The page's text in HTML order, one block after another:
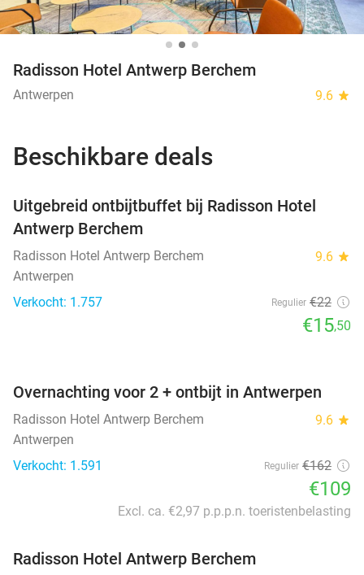
Radisson Hotel Antwerp Berchem
Antwerpen 9.6 star
Beschikbare deals
Uitgebreid ontbijtbuffet bij Radisson Hotel
Antwerp Berchem
Radisson Hotel Antwerp Berchem 9.6 star
Antwerpen
Verkocht: 1.757
Regulier €22
€15,50
Overnachting voor 2 + ontbijt in Antwerpen
Radisson Hotel Antwerp Berchem 9.6 star
Antwerpen
Verkocht: 1.591
Regulier €162
€109
Excl. ca. €2,97 p.p.p.n. toeristenbelasting
Radisson Hotel Antwerp Berchem